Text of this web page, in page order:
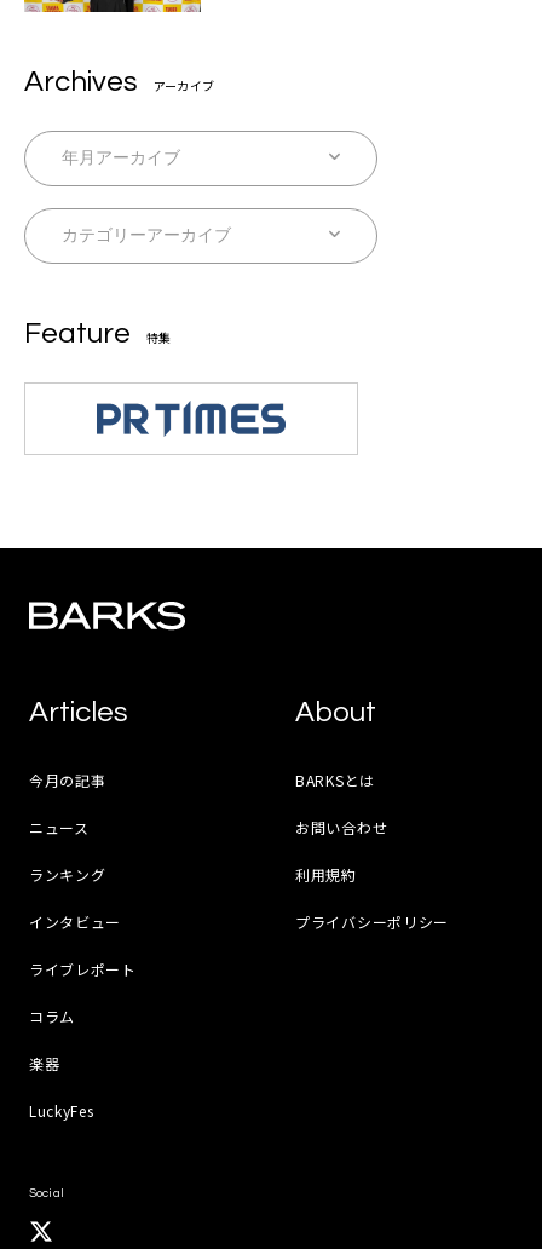
Archives アーカイブ
Feature 特集
Articles
今月の記事
ニュース
ランキング
インタビュー
ライブレポート
コラム
楽器
LuckyFes
About
BARKSとは
お問い合わせ
利用規約
プライバシーポリシー
Social